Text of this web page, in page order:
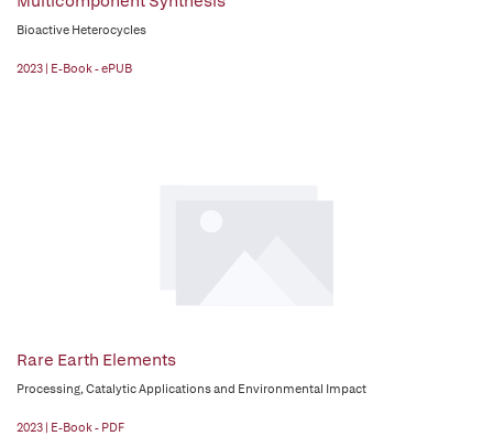
Bioactive Heterocycles
2023 | E-Book - ePUB
Rare Earth Elements
Processing, Catalytic Applications and Environmental Impact
2023 | E-Book - PDF